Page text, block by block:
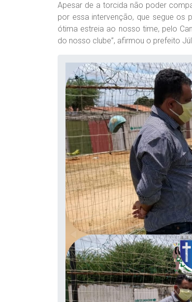
Apesar de a torcida não poder
por essa intervenção, que segue os
ótima estreia ao nosso time, pelo
do nosso clube”, afirmou o prefeito